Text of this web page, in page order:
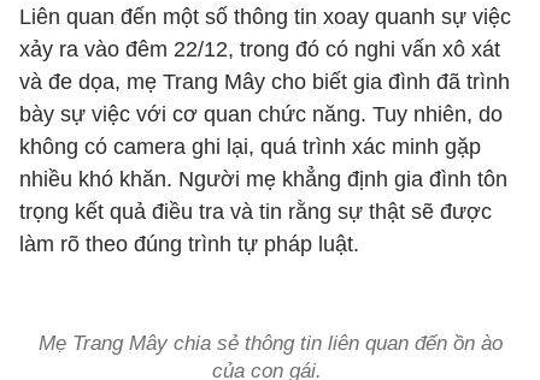
Liên quan đến một số thông tin xoay quanh sự việc
xảy ra vào đêm 22/12, trong đó có nghi vấn xô xát
và đe dọa, mẹ Trang Mây cho biết gia đình đã trình
bày sự việc với cơ quan chức năng. Tuy nhiên, do
không có camera ghi lại, quá trình xác minh gặp
nhiều khó khăn. Người mẹ khẳng định gia đình tôn
trọng kết quả điều tra và tin rằng sự thật sẽ được
làm rõ theo đúng trình tự pháp luật.
Mẹ Trang Mây chia sẻ thông tin liên quan đến ồn ào
của con gái.